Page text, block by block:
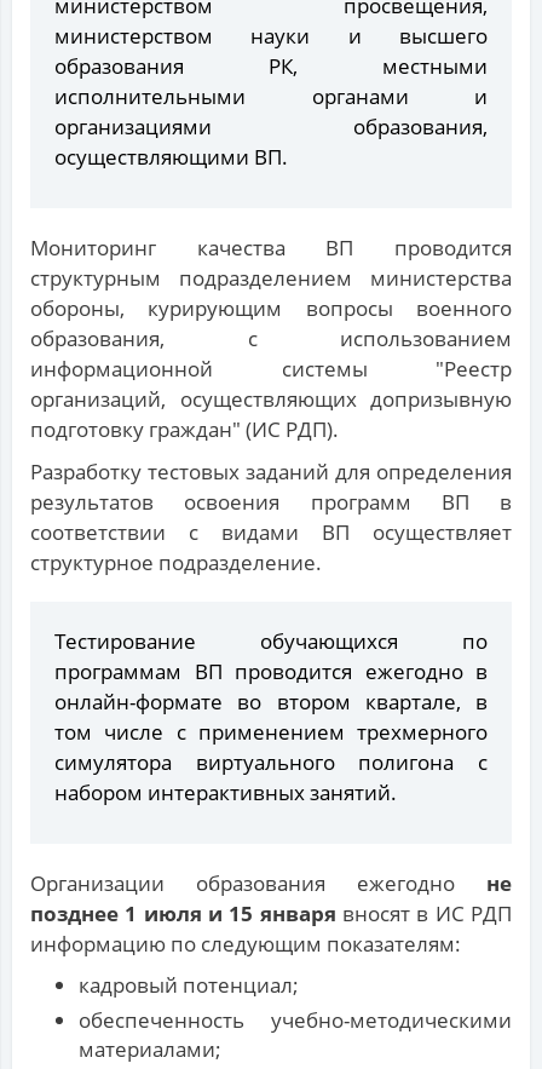
министерством просвещения,
министерством науки и высшего
образования РК, местными
исполнительными органами и
организациями образования,
осуществляющими ВП.
Мониторинг качества ВП проводится
структурным подразделением министерства
обороны, курирующим вопросы военного
образования, с использованием
информационной системы "Реестр
организаций, осуществляющих допризывную
подготовку граждан" (ИС РДП).
Разработку тестовых заданий для определения
результатов освоения программ ВП в
соответствии с видами ВП осуществляет
структурное подразделение.
Тестирование обучающихся по
программам ВП проводится ежегодно в
онлайн-формате во втором квартале, в
том числе с применением трехмерного
симулятора виртуального полигона с
набором интерактивных занятий.
Организации образования ежегодно не
позднее 1 июля и 15 января вносят в ИС РДП
информацию по следующим показателям:
кадровый потенциал;
обеспеченность учебно-методическими
материалами;